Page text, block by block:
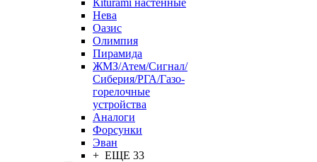
Кiturami настенные
Нева
Оазис
Олимпия
Пирамида
ЖМЗ/Атем/Сигнал/
Сиберия/РГА/Газо-
горелочные
устройства
Aналоги
Форсунки
Эван
+ ЕЩЕ 33